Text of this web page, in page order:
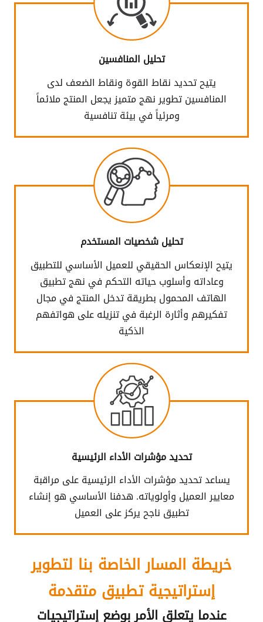
تحليل المنافسين
يتيح تحديد نقاط القوة ونقاط الضعف لدى
المنافسين تطوير نهج متميز يجعل المنتج ملائماً
ومرئياً في بيئة تنافسية
تحليل شخصيات المستخدم
يتيح الإنعكاس الحقيقي للعميل الأساسي للتطبيق
وعاداته وأسلوب حياته التحكم في نهج تطبيق
الهاتف المحمول بطريقة تدخل المنتج في مجال
تفكيرهم وأثارة الرغبة في تنزيله على هواتفهم
الذكية
تحديد مؤشرات الأداء الرئيسية
يساعد تحديد مؤشرات الأداء الرئيسية على مراقبة
معايير العميل وأولوياته. هدفنا الأساسي هو إنشاء
تطبيق ناجح يركز على العميل
خريطة المسار الخاصة بنا لتطوير
إستراتيجية تطبيق متقدمة
عندما يتعلق الأمر بوضع إستراتيجيات